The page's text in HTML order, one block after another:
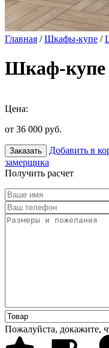
Главная /Шкафы-купе /
Шкаф-купе
Цена:
от 36 000 руб.
Заказать Добавить в
замерщика
Получить расчет
Пожалуйста, докажите,